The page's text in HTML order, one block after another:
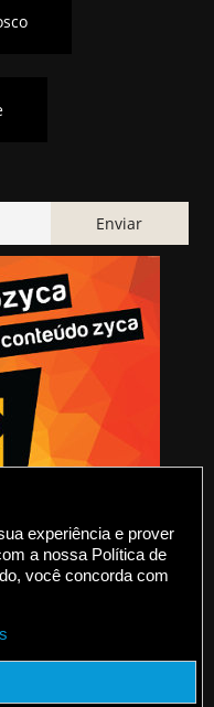
experiência e prover
a nossa Política de
você concorda com